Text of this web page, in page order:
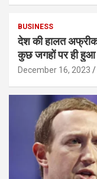
BUSINESS
देश की हालत अफ्रीका
कुछ जगहों पर ही हुआ
December 16, 2023